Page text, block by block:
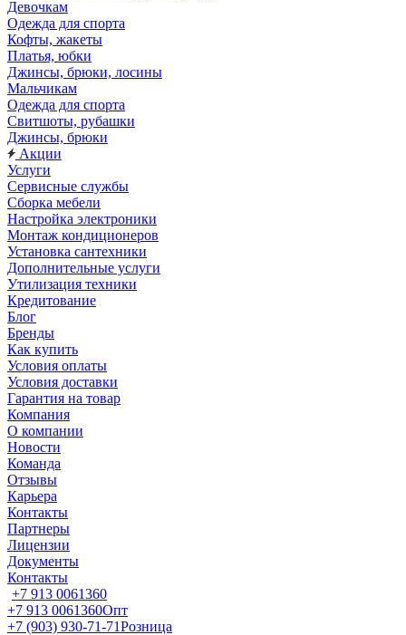
Девочкам
Одежда для спорта
Кофты, жакеты
Платья, юбки
Джинсы, брюки, лосины
Мальчикам
Одежда для спорта
Свитшоты, рубашки
Джинсы, брюки
Акции
Услуги
Сервисные службы
Сборка мебели
Настройка электроники
Монтаж кондиционеров
Установка сантехники
Дополнительные услуги
Утилизация техники
Кредитование
Блог
Бренды
Как купить
Условия оплаты
Условия доставки
Гарантия на товар
Компания
О компании
Новости
Команда
Отзывы
Карьера
Контакты
Партнеры
Лицензии
Документы
Контакты
+7 913 0061360
+7 913 0061360Опт
+7 (903) 930-71-71Розница